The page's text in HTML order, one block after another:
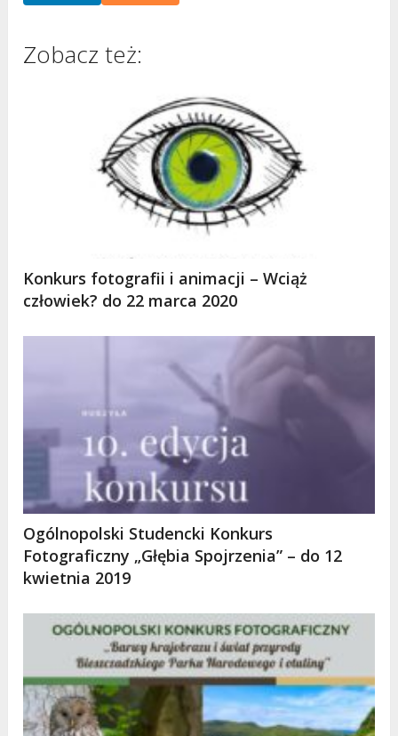
Zobacz też:
Konkurs fotografii i animacji – Wciąż
człowiek? do 22 marca 2020
Ogólnopolski Studencki Konkurs
Fotograficzny „Głębia Spojrzenia” – do 12
kwietnia 2019